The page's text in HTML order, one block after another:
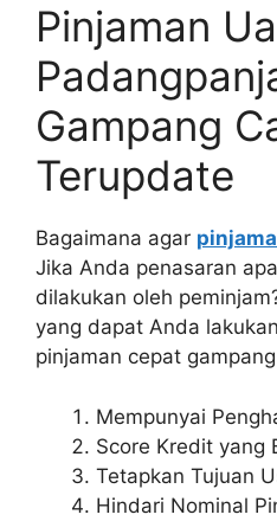
Pinjaman
Gampang
Terupdate
Bagaimana agar
Jika Anda penasaran
dilakukan oleh
yang dapat Anda
pinjaman cepat
Mempunyai
Score Kredit yang
Tetapkan Tujuan
Hindari Nominal